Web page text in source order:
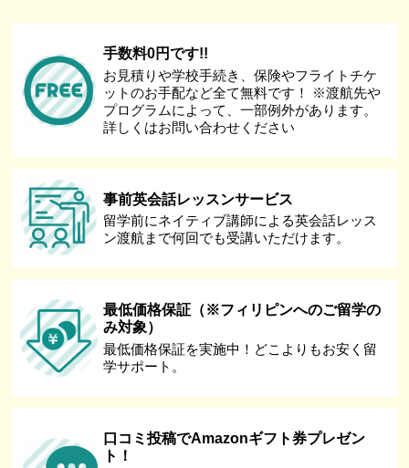
手数料0円です!!
お見積りや学校手続き、保険やフライトチケ
ットのお手配など全て無料です！ ※渡航先や
プログラムによって、一部例外があります。
詳しくはお問い合わせください
事前英会話レッスンサービス
留学前にネイティブ講師による英会話レッス
ン渡航まで何回でも受講いただけます。
最低価格保証（※フィリピンへのご留学の
み対象）
最低価格保証を実施中！どこよりもお安く留
学サポート。
口コミ投稿でAmazonギフト券プレゼン
ト！